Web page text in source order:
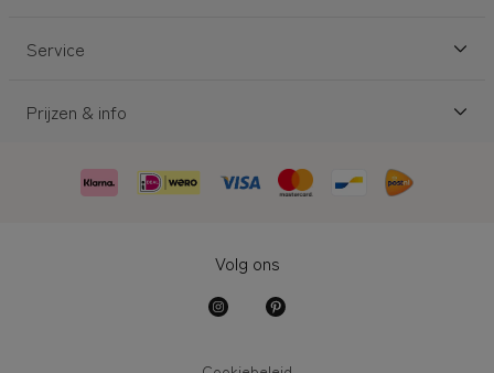
Service
Prijzen & info
Volg ons